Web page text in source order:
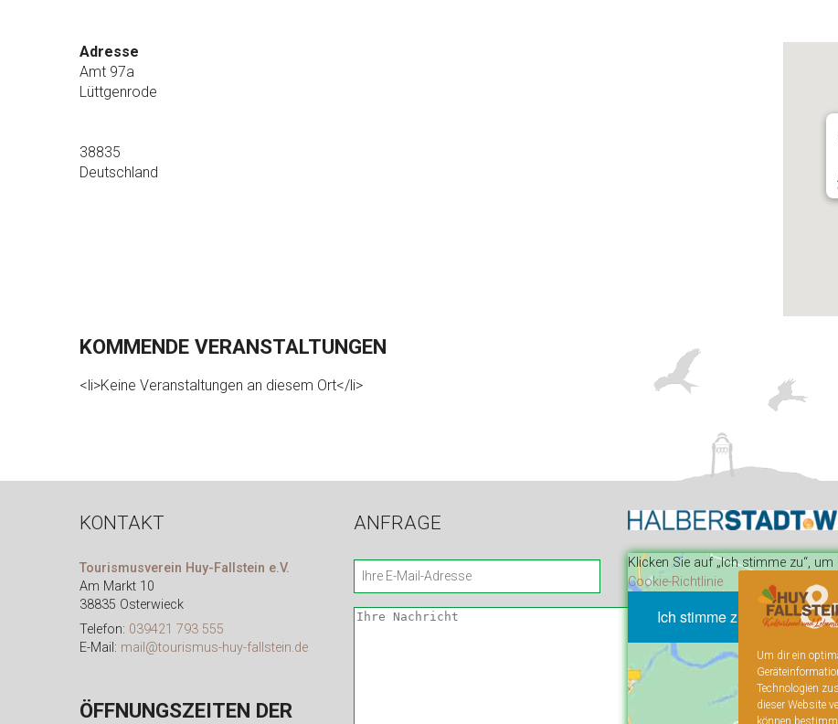
Um dir ein
Technologien
dieser Website
können
Adresse
Amt 97a
Lüttgenrode
38835
Deutschland
KOMMENDE VERANSTALTUNGEN
<li>Keine Veranstaltungen an diesem Ort</li>
KONTAKT
Tourismusverein Huy-Fallstein e.V.
Am Markt 10
38835 Osterwieck
Telefon: 039421 793 555
E-Mail: mail@tourismus-huy-fallstein.de
ÖFFNUNGSZEITEN DER
ANFRAGE
Klicken Sie auf „Ich stimme zu“,
Cookie-Richtlinie
Ich stimme zu